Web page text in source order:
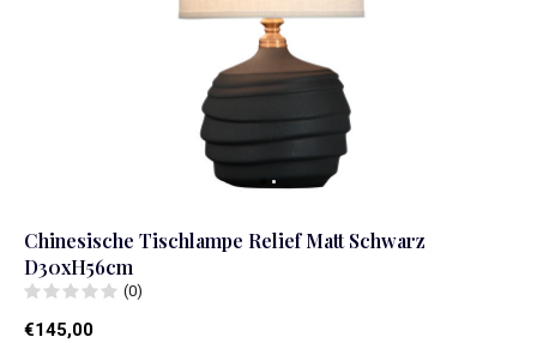
Chinesische Tischlampe Relief Matt Schwarz
D30xH56cm
(0)
€145,00